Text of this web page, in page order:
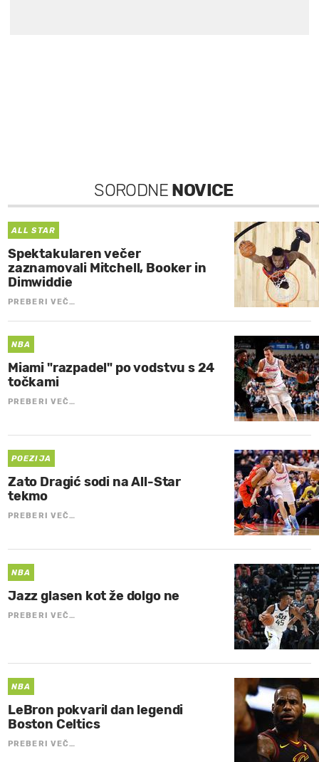
SORODNE NOVICE
ALL STAR
Spektakularen večer
zaznamovali Mitchell, Booker in
Dimwiddie
PREBERI VEČ…
NBA
Miami "razpadel" po vodstvu s 24
točkami
PREBERI VEČ…
POEZIJA
Zato Dragić sodi na All-Star
tekmo
PREBERI VEČ…
NBA
Jazz glasen kot že dolgo ne
PREBERI VEČ…
NBA
LeBron pokvaril dan legendi
Boston Celtics
PREBERI VEČ…